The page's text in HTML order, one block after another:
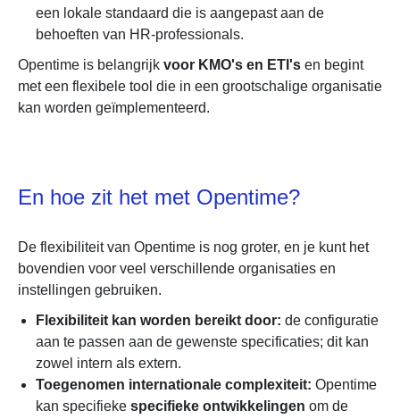
een lokale standaard die is aangepast aan de
behoeften van HR-professionals.
Opentime is belangrijk voor KMO's en ETI's en begint
met een flexibele tool die in een grootschalige organisatie
kan worden geïmplementeerd.
En hoe zit het met Opentime?
De flexibiliteit van Opentime is nog groter, en je kunt het
bovendien voor veel verschillende organisaties en
instellingen gebruiken.
Flexibiliteit kan worden bereikt door: de configuratie
aan te passen aan de gewenste specificaties; dit kan
zowel intern als extern.
Toegenomen internationale complexiteit: Opentime
kan specifieke specifieke ontwikkelingen om de